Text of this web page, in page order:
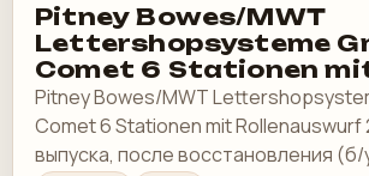
Pitney Bowes/MWT
Lettershopsysteme
Comet 6 Stationen
Rollenauswurf
Pitney Bowes/MWT
Comet 6 Stationen mit Rollenauswurf
выпуска, после восстановления (б/